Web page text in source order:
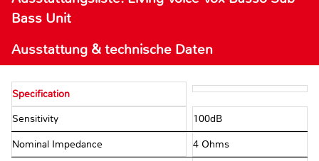
Bass Unit
Ausstattung & technische Daten
Specification
Sensitivity 100dB
Nominal Impedance 4 Ohms